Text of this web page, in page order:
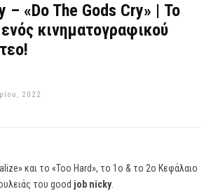
– «Do The Gods Cry» | Το
κινηματογραφικού
2022
και το «Too Hard», το 1ο & το 2ο Κεφάλαιο
του good job nicky.